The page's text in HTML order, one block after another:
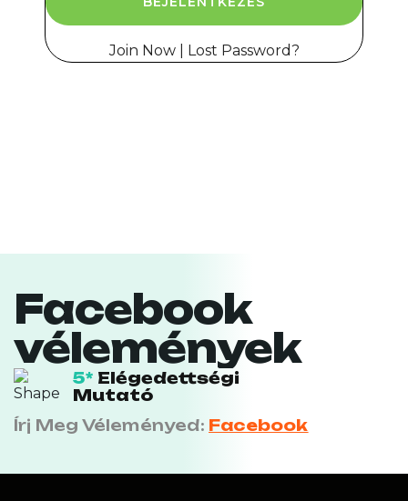
Join Now| Lost Password?
Facebook
vélemények
5* Elégedettségi
Mutató
Írj Meg Véleményed: Facebook